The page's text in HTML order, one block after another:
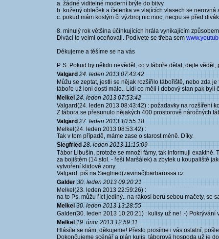
a. žádné viditelné moderní brýle do bitvy
b. kožený obleček a čelenka ve vlajících vlasech se nerovná
c. pokud mám kostým či výzbroj nic moc, necpu se před
8. minulý rok většina účinkujících hrála vynikajícím
Diváci to velmi oceňovali. Podívete se třeba sem
Děkujeme a těšíme se na vás
P. S. Pokud by někdo nevěděl, co v táboře dělat, dejte vědět,
Valgard 24. leden 2013 07:43:42
Můžu se zeptat, jestli se nějak rozšířilo tábořiště, nebo zda
táboře už loni dosti málo.. Lidi co měli i dobový stan pak byli
Melkel 24. leden 2013 07:53:42
Valgard(24. leden 2013 08:43:42) : požadavky na rozšíření
Z tábora se přesunulo nějakých 400 prostorově náročných
Valgard 27. leden 2013 10:55:18
Melkel(24. leden 2013 08:53:42) :
Tak v tom případě, máme zase o starost méně. Díky.
Siegfried 28. leden 2013 11:15:09
Tábor Libušín, protože se množí fámy, tak informuji
za bojištěm (14.stol. - řeší Maršálek) a zbytek u koupaliště
vytvoření klidové zony.
Valgard: piš na Siegfried(zavinač)barbarossa.cz
Galder 30. leden 2013 09:20:21
Melkel(23. leden 2013 22:59:26) :
na to Ps. můžu říct jediný.. na rákosí beru sebou mačety, se
Melkel 30. leden 2013 13:28:55
Galder(30. leden 2013 10:20:21) : kulisy už ne! .-)
Melkel 19. únor 2013 12:59:11
Hlásíte se nám, děkujeme! Přesto prosíme i vás ostatní,
Dokončujeme scénář a plán kulis, táborová hospoda už je